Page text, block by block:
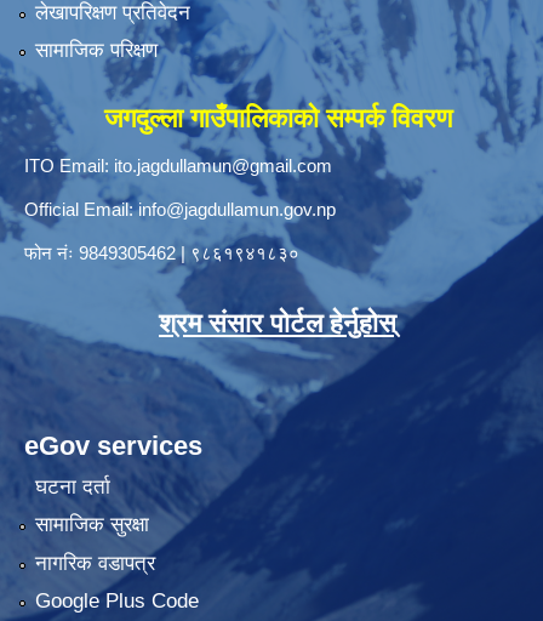
लेखापरिक्षण प्रतिवेदन
सामाजिक परिक्षण
जगदुल्ला गाउँपालिकाको सम्पर्क विवरण
ITO Email: ito.jagdullamun@gmail.com
Official Email:info@jagdullamun.gov.np
फोन नंः 9849305462| ९८६१९४१८३०
श्रम संसार पोर्टल हेर्नुहोस्
eGov services
घटना दर्ता
सामाजिक सुरक्षा
नागरिक वडापत्र
Google Plus Code